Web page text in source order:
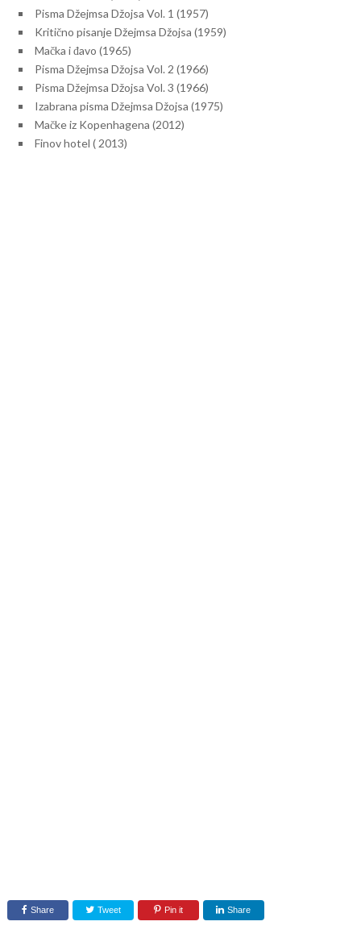
Pisma Džejmsa Džojsa Vol. 1 (1957)
Kritično pisanje Džejmsa Džojsa (1959)
Mačka i đavo (1965)
Pisma Džejmsa Džojsa Vol. 2 (1966)
Pisma Džejmsa Džojsa Vol. 3 (1966)
Izabrana pisma Džejmsa Džojsa (1975)
Mačke iz Kopenhagena (2012)
Finov hotel ( 2013)
Share Tweet Pin it Share